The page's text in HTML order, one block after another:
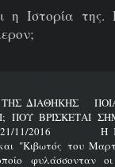
η Ιστορία της.
ΔΙΑΘΗΚΗΣ
ΠΟΥ
21/11/2016 Η
"Κιβωτός του
φυλάσσονταν